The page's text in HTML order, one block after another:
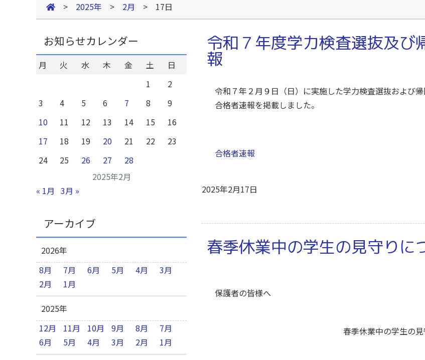
> 2025年 > 2月 > 17日
令和７年度学力検査選抜及び
報
令和７年２月９日（日）に実施した学力検査選抜および
合格者速報を掲載しました。
合格者速報
2025年2月17日
春季休業中の学生の見守りに
令和７年
保護者の皆様へ
学 生
春季休業中の学生の見守り
お知らせカレンダー
2025年2月
月 火 水 木 金 土
日
1
2
3
4 5 6 7 8
9
10
11 12 13 14 15
16
17
18 19 20 21 22
23
24
25 26 27 28
« 1月 3月 »
アーカイブ
2026年
8月
7月 6月 5月 4月
3月
2月
1月
2025年
12月
11月 10月 9月 8月
7月
6月
5月 4月 3月 2月 1月